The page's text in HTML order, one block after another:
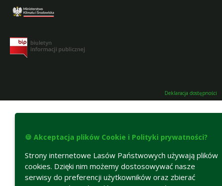
Deklaracja dostępności
🍪 Akceptacja plików Cookie i Polityki prywatności?
Strony internetowe Lasów Państwowych używają plików
cookies. Dzięki nim możemy dostosowywać nasze
serwisy do preferencji użytkowników oraz zbierać